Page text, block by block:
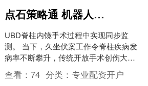
点石策略通 机器人助力，智能化数字化UBD脊柱内镜技术更进一步
UBD脊柱内镜手术过程中实现同步监
测。 当下，久坐伏案工作令脊柱疾病发
病率不断攀升，传统开放手术创伤大、
恢复周期长，常规脊柱内镜在应对复杂
病症时则面临操作空间有....
查看：74 分类：专业配资开户